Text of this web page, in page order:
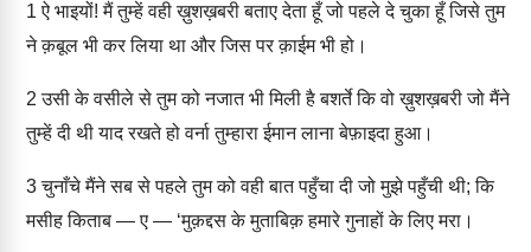
1 ऐ भाइयों! मैं तुम्हें वही ख़ुशख़बरी बताए देता हूँ जो पहले दे चुका हूँ जिसे तुम
ने क़बूल भी कर लिया था और जिस पर क़ाईम भी हो।
2 उसी के वसीले से तुम को नजात भी मिली है बशर्ते कि वो ख़ुशख़बरी जो मैंने
तुम्हें दी थी याद रखते हो वर्ना तुम्हारा ईमान लाना बेफ़ाइदा हुआ।
3चुनाँचे मैंने सब से पहले तुम को वही बात पहुँचा दी जो मुझे पहुँची थी; कि
मसीह किताब — ए — ‘मुक़द्दस के मुताबिक़ हमारे गुनाहों के लिए मरा।